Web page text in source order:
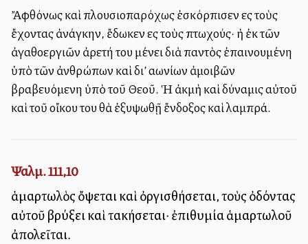
Ἄφθόνως καὶ πλουσιοπαρόχως ἐσκόρπισεν εἰς τοὺς
ἔχοντας ἀνάγκην, ἔδωκεν εἰς τοὺς πτωχούς· ἡ ἐκ τῶν
ἀγαθοεργιῶν ἀρετή του μένει διὰ παντὸς ἐπαινουμένη
ὑπὸ τῶν ἀνθρώπων καὶ δι’ αἰωνίων ἀμοιβῶν
βραβευόμενη ὑπὸ τοῦ Θεοῦ. Ἡ ἀκμὴ καὶ δύναμις αὐτοῦ
καὶ τοῦ οἴκου του θὰ ἐξυψωθῇ ἔνδοξος καὶ λαμπρά.
Ψαλμ. 111,10
ἁμαρτωλὸς ὄψεται καὶ ὀργισθήσεται, τοὺς ὀδόντας
αὐτοῦ βρύξει καὶ τακήσεται· ἐπιθυμία ἁμαρτωλοῦ
ἀπολεῖται.